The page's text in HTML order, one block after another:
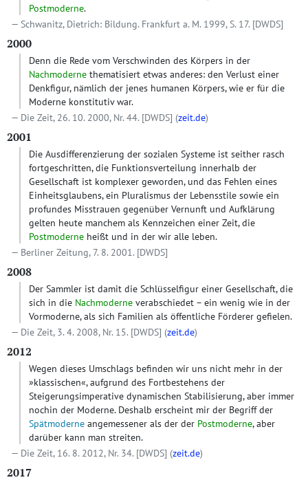
Postmoderne.
Schwanitz, Dietrich: Bildung. Frankfurt a. M. 1999, S. 17. [DWDS]
2000
Denn die Rede vom Verschwinden des Körpers in der
Nachmoderne thematisiert etwas anderes: den Verlust einer
Denkfigur, nämlich der jenes humanen Körpers, wie er für die
Moderne konstitutiv war.
Die Zeit, 26. 10. 2000, Nr. 44. [DWDS] (zeit.de)
2001
Die Ausdifferenzierung der sozialen Systeme ist seither rasch
fortgeschritten, die Funktionsverteilung innerhalb der
Gesellschaft ist komplexer geworden, und das Fehlen eines
Einheitsglaubens, ein Pluralismus der Lebensstile sowie ein
profundes Misstrauen gegenüber Vernunft und Aufklärung
gelten heute manchem als Kennzeichen einer Zeit, die
Postmoderne heißt und in der wir alle leben.
Berliner Zeitung, 7. 8. 2001. [DWDS]
2008
Der Sammler ist damit die Schlüsselfigur einer Gesellschaft, die
sich in die Nachmoderne verabschiedet – ein wenig wie in der
Vormoderne, als sich Familien als öffentliche Förderer gefielen.
Die Zeit, 3. 4. 2008, Nr. 15. [DWDS] (zeit.de)
2012
Wegen dieses Umschlags befinden wir uns nicht mehr in der
»klassischen«, aufgrund des Fortbestehens der
Steigerungsimperative dynamischen Stabilisierung, aber immer
nochin der Moderne. Deshalb erscheint mir der Begriff der
Spätmoderne angemessener als der der Postmoderne, aber
darüber kann man streiten.
Die Zeit, 16. 8. 2012, Nr. 34. [DWDS] (zeit.de)
2017